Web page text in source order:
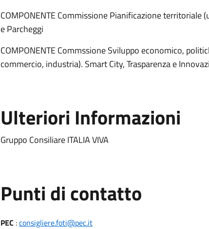
COMPONENTE Commissione Pianificazione territoriale
e Parcheggi
COMPONENTE Commssione Sviluppo economico,
commercio, industria). Smart City, Trasparenza e
Ulteriori Informazioni
Gruppo Consiliare ITALIA VIVA
Punti di contatto
PEC :consigliere.foti@pec.it